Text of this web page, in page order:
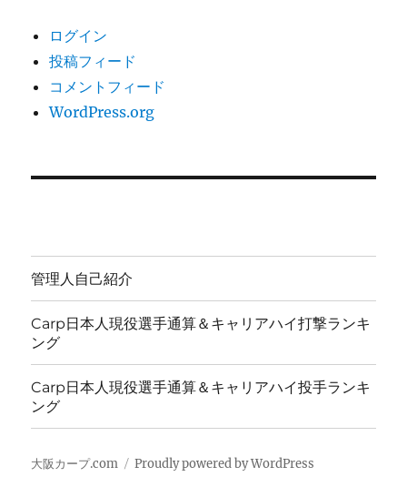
ログイン
投稿フィード
コメントフィード
WordPress.org
管理人自己紹介
Carp日本人現役選手通算＆キャリアハイ打撃ランキ
ング
Carp日本人現役選手通算＆キャリアハイ投手ランキ
ング
大阪カープ.com Proudly powered by WordPress